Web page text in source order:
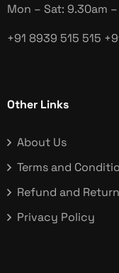
Mon – Sat: 9.30am
+91 8939 515 515
Other Links
About Us
Terms and
Refund and
Privacy Policy